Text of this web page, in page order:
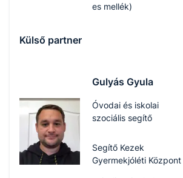
es mellék)
Külső partner
Gulyás Gyula
Óvodai és iskolai
szociális segítő
Segítő Kezek
Gyermekjóléti Központ